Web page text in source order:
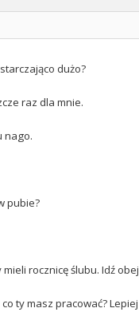
dużo?
raz dla mnie.
nago.
pubie?
rocznicę ślubu. Idź
ty masz pracować?